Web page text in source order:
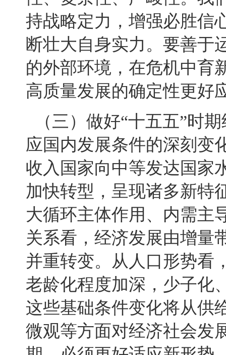
持战略定力，增强必胜信
断壮大自身实力。要善于
的外部环境，在危机中育
高质量发展的确定性更好
（三）做好“十五五”时
应国内发展条件的深刻变
收入国家向中等发达国家
加快转型，呈现诸多新特
大循环主体作用、内需主
关系看，经济发展由增量
并重转变。从人口形势看
老龄化程度加深，少子化
这些基础条件变化将从供
微观等方面对经济社会发